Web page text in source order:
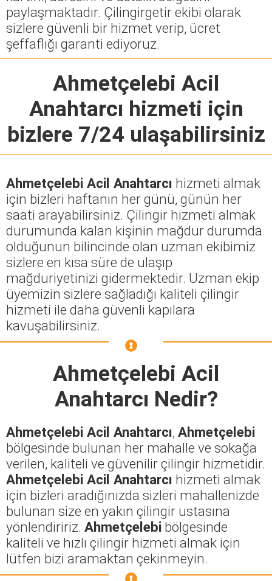
paylaşmaktadır. Çilingirgetir ekibi olarak
sizlere güvenli bir hizmet verip, ücret
şeffaflığı garanti ediyoruz.
Ahmetçelebi Acil
Anahtarcı hizmeti için
bizlere 7/24 ulaşabilirsiniz
Ahmetçelebi Acil Anahtarcı hizmeti almak
için bizleri haftanın her günü, günün her
saati arayabilirsiniz. Çilingir hizmeti almak
durumunda kalan kişinin mağdur durumda
olduğunun bilincinde olan uzman ekibimiz
sizlere en kısa süre de ulaşıp
mağduriyetinizi gidermektedir. Uzman ekip
üyemizin sizlere sağladığı kaliteli çilingir
hizmeti ile daha güvenli kapılara
kavuşabilirsiniz.
Ahmetçelebi Acil
Anahtarcı Nedir?
Ahmetçelebi Acil Anahtarcı, Ahmetçelebi
bölgesinde bulunan her mahalle ve sokağa
verilen, kaliteli ve güvenilir çilingir hizmetidir.
Ahmetçelebi Acil Anahtarcı hizmeti almak
için bizleri aradığınızda sizleri mahallenizde
bulunan size en yakın çilingir ustasına
yönlendiririz. Ahmetçelebi bölgesinde
kaliteli ve hızlı çilingir hizmeti almak için
lütfen bizi aramaktan çekinmeyin.